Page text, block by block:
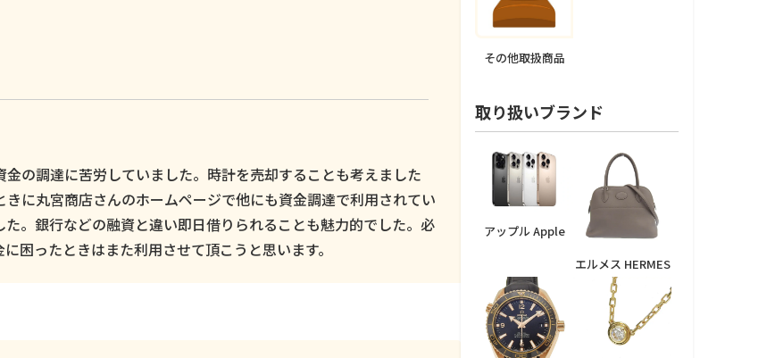
の調達に苦労していました。時計を売却することも考えました
に丸宮商店さんのホームページで他にも資金調達で利用されてい
。銀行などの融資と違い即日借りられることも魅力的でした。必
困ったときはまた利用させて頂こうと思います。
その他取扱商品
取り扱いブランド
アップル Apple
エルメス HERMES